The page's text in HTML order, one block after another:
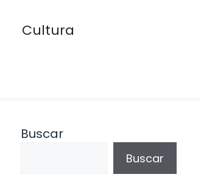
Cultura
Buscar
Buscar